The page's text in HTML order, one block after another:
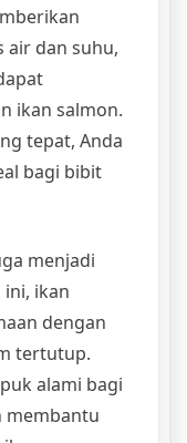
air dan suhu,
ikan salmon.
tepat, Anda
bagi bibit
menjadi
ikan
dengan
tertutup.
alami bagi
membantu